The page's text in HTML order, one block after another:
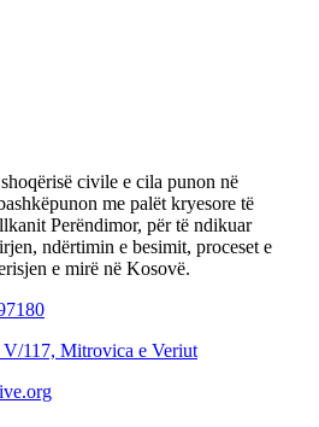
civile e cila punon në
me palët kryesore të
Perëndimor, për të ndikuar
ndërtimin e besimit, proceset e
e mirë në Kosovë.
117, Mitrovica e Veriut